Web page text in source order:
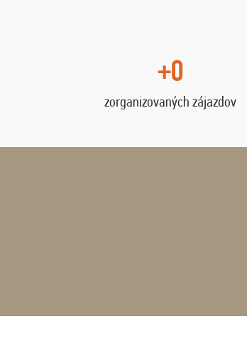
+0
zorganizovaných zájazdov